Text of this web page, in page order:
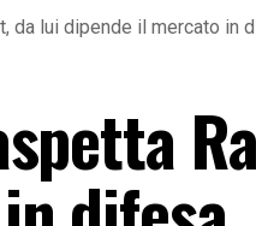
da lui dipende il mercato in